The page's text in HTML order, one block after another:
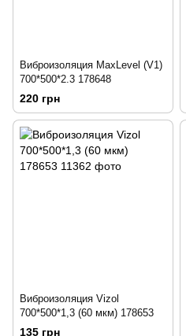
Виброизоляция MaxLevel (V1)
700*500*2.3 178648
220 грн
Виброизоляция Vizol
700*500*1,3 (60 мкм) 178653
135 грн